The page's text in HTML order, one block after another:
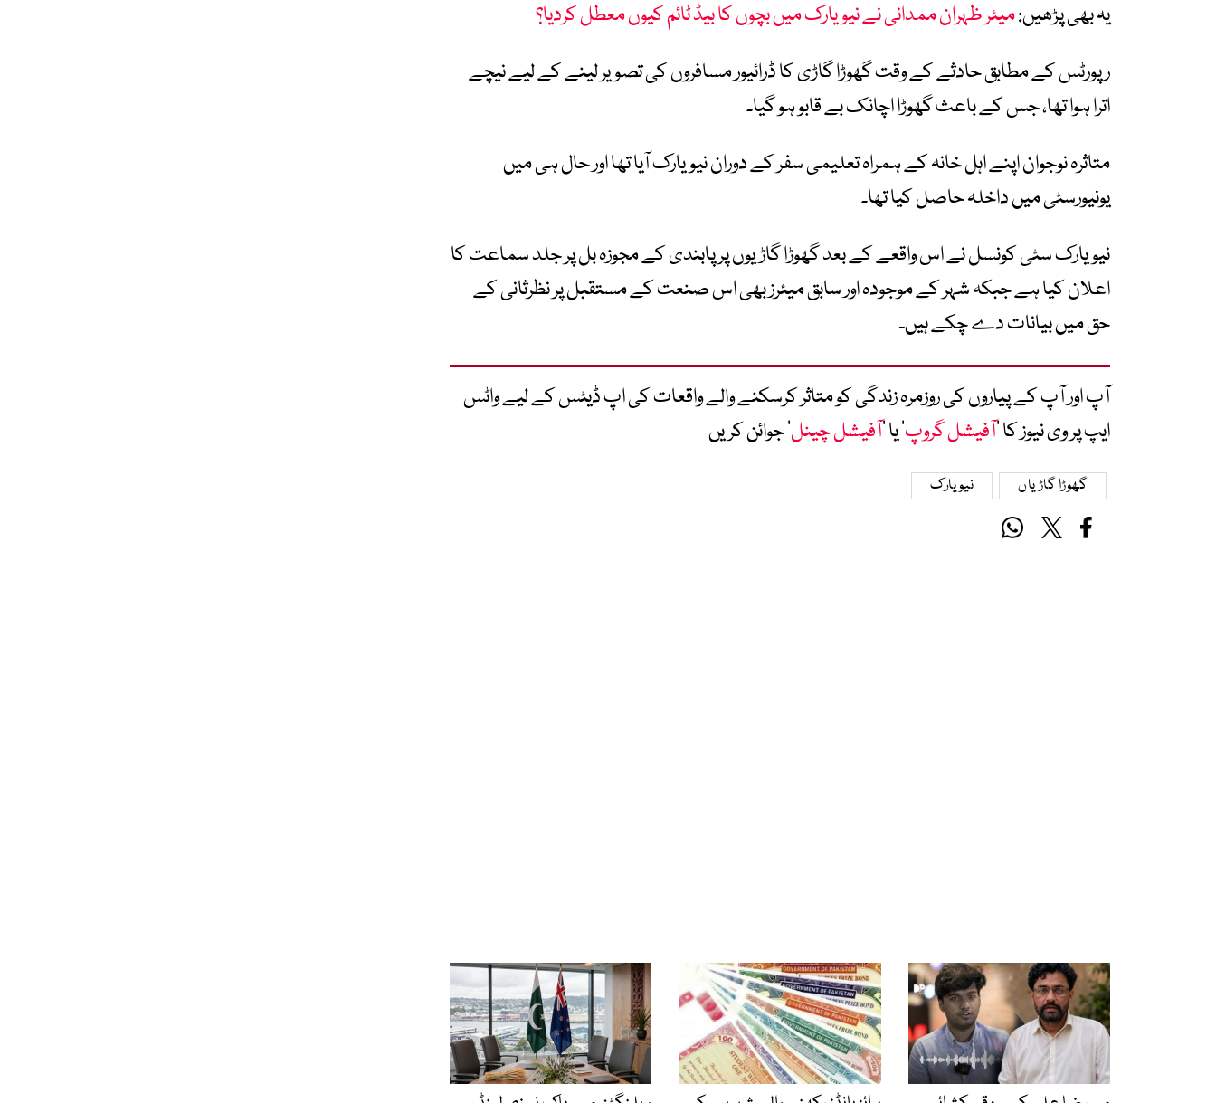
یہ بھی پڑھیں:میئر ظہران ممدانی نے نیویارک میں بچوں کا بیڈ ٹائم کیوں معطل کردیا؟
رپورٹس کے مطابق حادثے کے وقت گھوڑا گاڑی کا ڈرائیور مسافروں کی تصویر لینے کے لیے نیچے
اترا ہوا تھا، جس کے باعث گھوڑا اچانک بے قابو ہو گیا۔
متاثرہ نوجوان اپنے اہل خانہ کے ہمراہ تعلیمی سفر کے دوران نیویارک آیا تھا اور حال ہی میں
یونیورسٹی میں داخلہ حاصل کیا تھا۔
نیویارک سٹی کونسل نے اس واقعے کے بعد گھوڑا گاڑیوں پر پابندی کے مجوزہ بل پر جلد سماعت کا
اعلان کیا ہے جبکہ شہر کے موجودہ اور سابق میئرز بھی اس صنعت کے مستقبل پر نظرثانی کے
حق میں بیانات دے چکے ہیں۔
آپ اور آپ کے پیاروں کی روزمرہ زندگی کو متاثر کرسکنے والے واقعات کی اپ ڈیٹس کے لیے واٹس
ایپ پر وی نیوز کا ’آفیشل گروپ‘ یا ’آفیشل چینل‘ جوائن کریں
گھوڑا گاڑیاں نیو یارک